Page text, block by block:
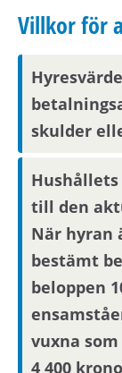
sidor samt
aktuell
via Mina
Om du blir
kontakta
godkänna
hyresvärden.
Villkor för
skulder
till den
När hyran
bestämt
beloppen
vuxna
4 400